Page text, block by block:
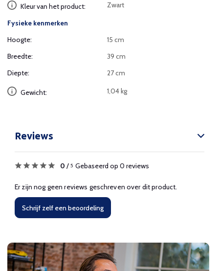
Kleur van het product: Zwart
Fysieke kenmerken
Hoogte:
15 cm
Breedte:
39 cm
Diepte:
27 cm
Gewicht: 1,04 kg
Reviews
0 / 5 Gebaseerd op 0 reviews
Er zijn nog geen reviews geschreven over dit product.
Schrijf zelf een beoordeling